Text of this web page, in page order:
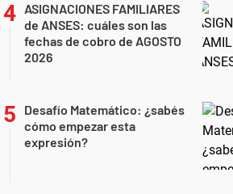
ASIGNACIONES FAMILIARES
de ANSES: cuáles son las
fechas de cobro de AGOSTO
2026
Desafío Matemático: ¿sabés
cómo empezar esta
expresión?